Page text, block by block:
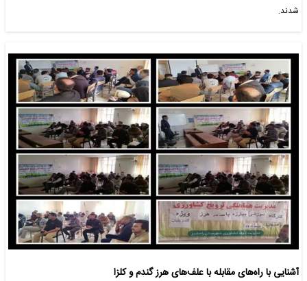
شدند.
آشنایی با راه‌های مقابله با علف‌های هرز گندم و کلزا